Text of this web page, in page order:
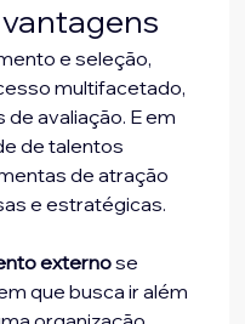
e seleção,
multifacetado,
avaliação. E em
de talentos
de atração
e estratégicas.
externo se
que busca ir além